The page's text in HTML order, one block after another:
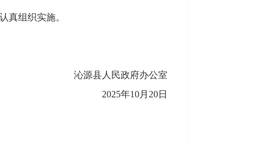
真组织实施。
沁源县人民政府办公室
2025年10月20日